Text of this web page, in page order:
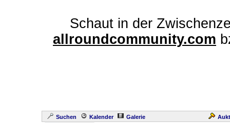
Schaut in der
allroundcommunity.com
Suchen Kalender Galerie